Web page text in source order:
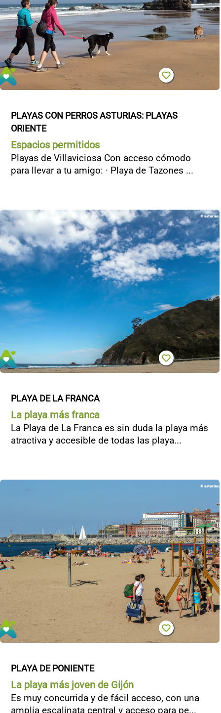
PLAYAS CON PERROS ASTURIAS: PLAYAS
ORIENTE
Espacios permitidos
Playas de Villaviciosa Con acceso cómodo
para llevar a tu amigo: · Playa de Tazones ...
PLAYA DE LA FRANCA
La playa más franca
La Playa de La Franca es sin duda la playa más
atractiva y accesible de todas las playa...
PLAYA DE PONIENTE
La playa más joven de Gijón
Es muy concurrida y de fácil acceso, con una
amplia escalinata central y acceso para pe...